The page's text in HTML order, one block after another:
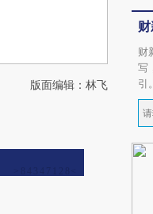
版面编辑：林飞
财
写
引。